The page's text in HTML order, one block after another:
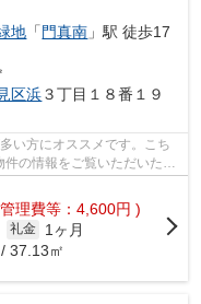
地 「 門真南 」駅 徒歩17
区浜３丁目１８番１９
い方にオススメです。こち
の情報をご覧いただいた後
理費等：4,600円 )
礼金
1ヶ月
37.13㎡